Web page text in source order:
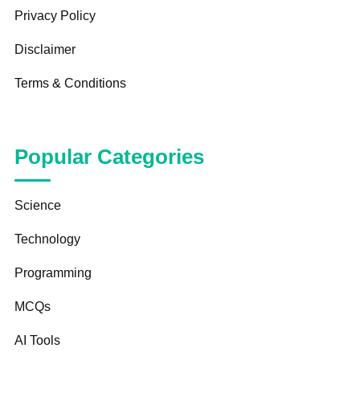
Privacy Policy
Disclaimer
Terms & Conditions
Popular Categories
Science
Technology
Programming
MCQs
AI Tools